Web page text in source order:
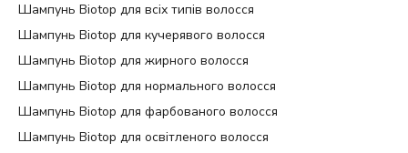
Шампунь Biotop для всіх типів волосся
Шампунь Biotop для кучерявого волосся
Шампунь Biotop для жирного волосся
Шампунь Biotop для нормального волосся
Шампунь Biotop для фарбованого волосся
Шампунь Biotop для освітленого волосся